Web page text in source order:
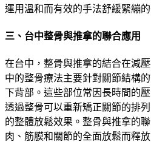
運用溫和而有效的手法舒緩緊繃的
三、台中整骨與推拿的聯合應用
在台中，整骨與推拿的結合在減
中的整骨療法主要針對關節結構
下背部。這些部位常因長時間的
透過整骨可以重新矯正關節的排
的整體放鬆效果。整骨與推拿的
肉、筋膜和關節的全面放鬆而釋